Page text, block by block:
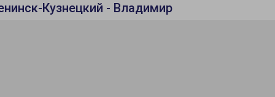
Кузнецкий - Владимир